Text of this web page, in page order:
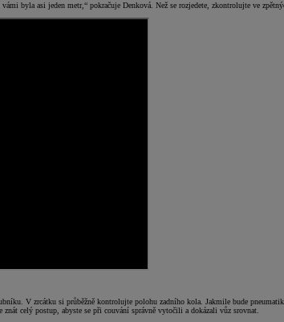
byla asi jeden metr,“ pokračuje Denková. Než se rozjedete, zkontrolujte ve
V zrcátku si průběžně kontrolujte polohu zadního kola. Jakmile bude
celý postup, abyste se při couvání správně vytočili a dokázali vůz srovnat.